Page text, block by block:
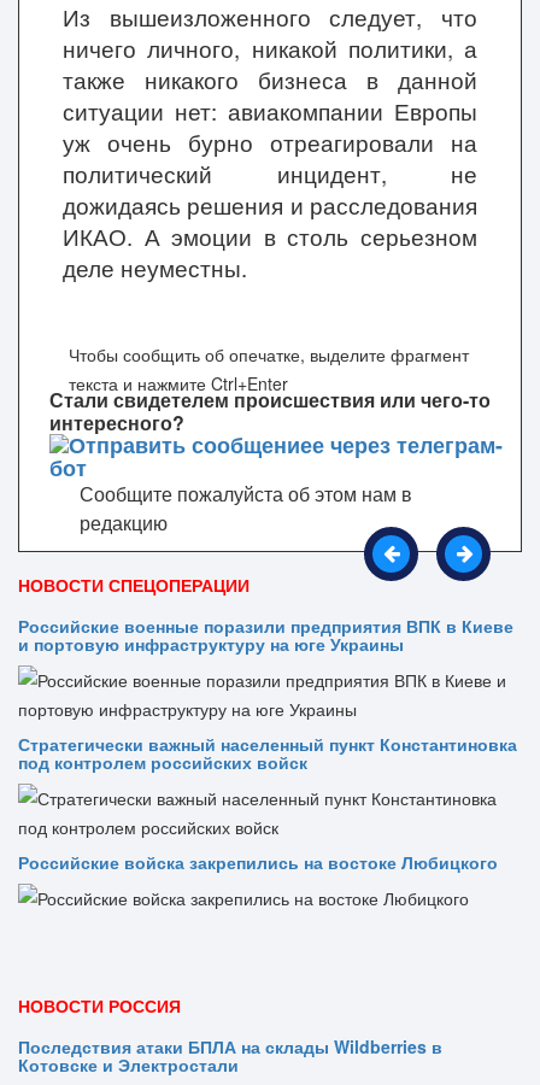
Из вышеизложенного следует, что
ничего личного, никакой политики, а
также никакого бизнеса в данной
ситуации нет: авиакомпании Европы
уж очень бурно отреагировали на
политический инцидент, не
дожидаясь решения и расследования
ИКАО. А эмоции в столь серьезном
деле неуместны.
Стали свидетелем происшествия или чего-то
интересного?
Сообщите пожалуйста об этом нам в
редакцию
Чтобы сообщить об опечатке, выделите фрагмент
текста и нажмите Ctrl+Enter
НОВОСТИ СПЕЦОПЕРАЦИИ
Российские военные поразили предприятия ВПК в Киеве
и портовую инфраструктуру на юге Украины
Стратегически важный населенный пункт Константиновка
под контролем российских войск
Российские войска закрепились на востоке Любицкого
НОВОСТИ РОССИЯ
Последствия атаки БПЛА на склады Wildberries в
Котовске и Электростали